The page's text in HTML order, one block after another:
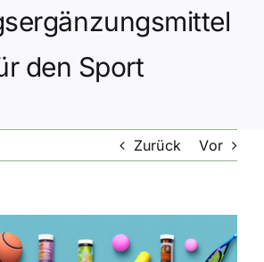
den Sport
Zurück Vor